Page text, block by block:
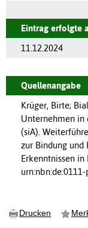
Eintrag erfolgte
11.12.2024
Quellenangabe
Krüger, Birte;
Unternehmen in
(siA).
zur Bindung und
Erkenntnissen
Drucken